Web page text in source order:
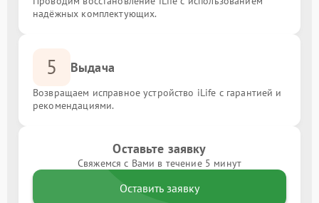
надёжных комплектующих.
5 Выдача
Возвращаем исправное устройство iLife с гарантией и
рекомендациями.
Оставьте заявку
Свяжемся с Вами в течение 5 минут
Оставить заявку